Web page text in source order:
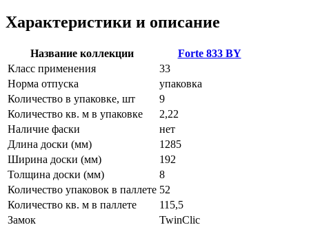
Характеристики и описание
Название коллекции
Forte 833 BY
Класс применения
33
Норма отпуска
упаковка
Количество в упаковке, шт
9
Количество кв. м в упаковке
2,22
Наличие фаски
нет
Длина доски (мм)
1285
Ширина доски (мм)
192
Толщина доски (мм)
8
Количество упаковок в паллете 52
Количество кв. м в паллете
115,5
Замок
TwinClic